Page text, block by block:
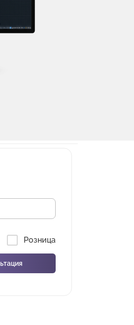
Розница